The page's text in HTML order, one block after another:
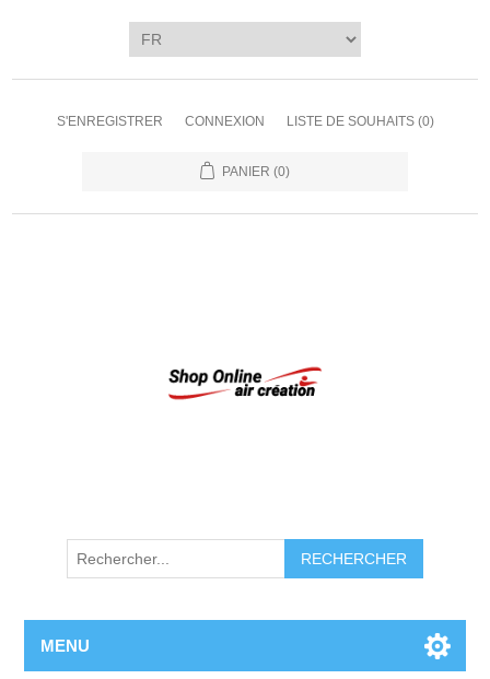
S'ENREGISTRER CONNEXION LISTE DE SOUHAITS (0)
PANIER (0)
RECHERCHER
MENU